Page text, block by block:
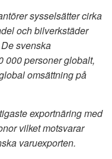
sysselsätter cirka
och bilverkstäder
svenska
000 personer globalt,
omsättning på
exportnäring med
vilket motsvarar
varuexporten.